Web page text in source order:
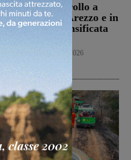
Servizi di controllo a
Montevarchi, Arezzo e in
provincia: intensificata
l’attività
Cronaca 8 Agosto 2026